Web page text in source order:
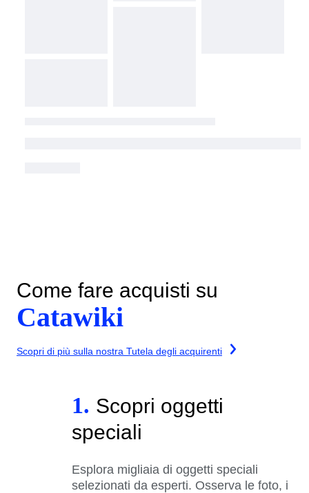
Come fare acquisti su
Catawiki
Scopri di più sulla nostra Tutela degli acquirenti
1. Scopri oggetti
speciali
Esplora migliaia di oggetti speciali
selezionati da esperti. Osserva le foto, i